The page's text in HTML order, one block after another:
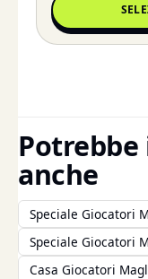
anche
Speciale Giocatori
Speciale Giocatori
Casa Giocatori